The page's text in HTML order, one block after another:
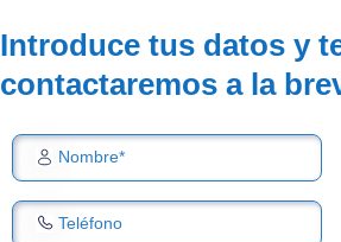
Introduce tus datos y
contactaremos a la
Nombre*
Teléfono